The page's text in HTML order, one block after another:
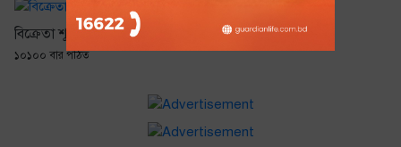
বিক্রেতা শূণ্য ৪ প্রতিষ্ঠান
১০১০০ বার পঠিত